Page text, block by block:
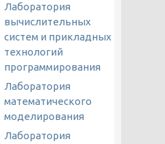
Лаборатория
вычислительных
систем и прикладных
технологий
программирования
Лаборатория
математического
моделирования
Лаборатория